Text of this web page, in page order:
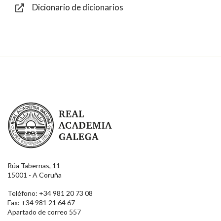
Dicionario de dicionarios
Real Academia Galega
Rúa Tabernas, 11
15001 - A Coruña
Teléfono: +34 981 20 73 08
Fax: +34 981 21 64 67
Apartado de correo 557